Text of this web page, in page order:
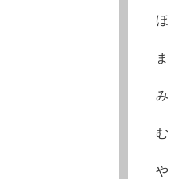
ほ
ま
み
む
や